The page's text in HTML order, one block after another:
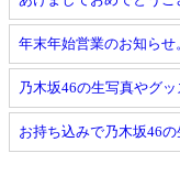
年末年始営業のお知らせ
乃木坂46の生写真やグ
お持ち込みで乃木坂46